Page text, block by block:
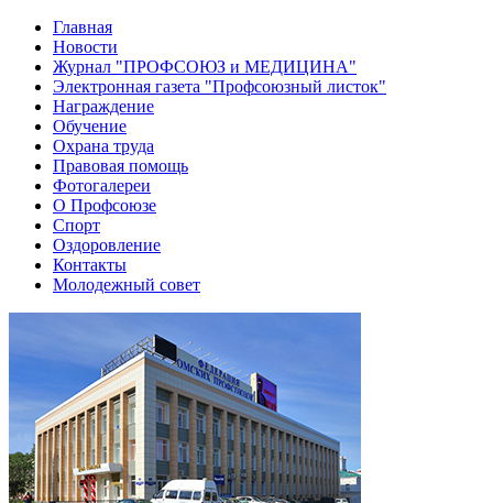
Главная
Новости
Журнал "ПРОФСОЮЗ и МЕДИЦИНА"
Электронная газета "Профсоюзный листок"
Награждение
Обучение
Охрана труда
Правовая помощь
Фотогалереи
О Профсоюзе
Спорт
Оздоровление
Контакты
Молодежный совет